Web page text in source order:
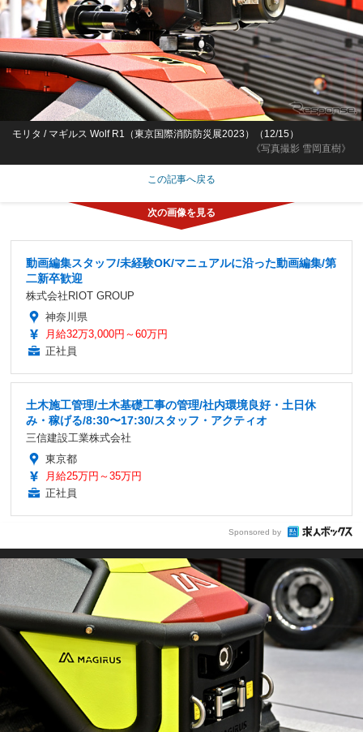
《写真撮影 雪岡直樹》
モリタ / マギルス Wolf R1（東京国際消防防災展2023）（12/15）
この記事へ戻る
動画編集スタッフ/未経験OK/マニュアルに沿った動画編集/第
二新卒歓迎
株式会社RIOT GROUP
神奈川県
月給32万3,000円～60万円
正社員
土木施工管理/土木基礎工事の管理/社内環境良好・土日休
み・稼げる/8:30〜17:30/スタッフ・アクティオ
三信建設工業株式会社
東京都
月給25万円～35万円
正社員
Sponsored by